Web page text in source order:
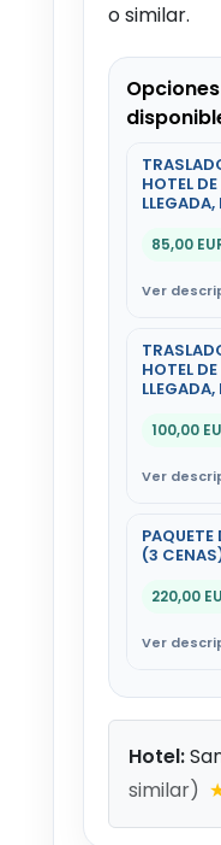
o similar.
HOTEL
LLEGADA,
85,00
HOTEL
100,00
PAQUETE
(3
220,00
Hotel:
similar)